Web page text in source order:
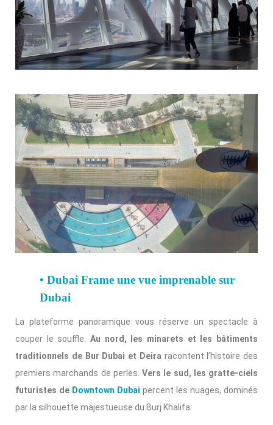
• Dubai Frame une vue imprenable sur
Dubai
La plateforme panoramique vous réserve un spectacle à
couper le souffle. Au nord, les minarets et les bâtiments
traditionnels de Bur Dubai et Deira racontent l’histoire des
premiers marchands de perles. Vers le sud, les gratte-ciels
futuristes de Downtown Dubai percent les nuages, dominés
par la silhouette majestueuse du Burj Khalifa.